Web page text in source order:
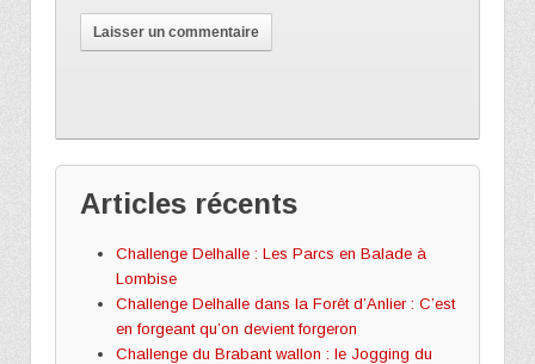
Articles récents
Challenge Delhalle : Les Parcs en Balade à
Lombise
Challenge Delhalle dans la Forêt d’Anlier : C’est
en forgeant qu’on devient forgeron
Challenge du Brabant wallon : le Jogging du